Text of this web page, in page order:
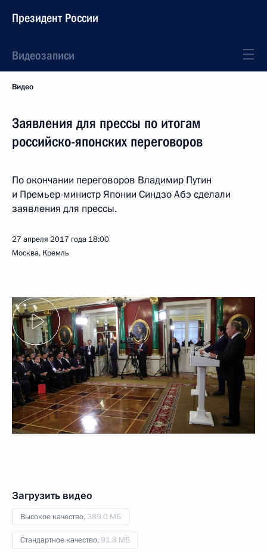
Президент России
Видеозаписи
Видео
Заявления для прессы по итогам
российско-японских переговоров
По окончании переговоров Владимир Путин
и Премьер-министр Японии Синдзо Абэ сделали
заявления для прессы.
27 апреля 2017 года 18:00
Москва, Кремль
Загрузить видео
Высокое качество, 389.0 МБ
Стандартное качество,91.8 МБ